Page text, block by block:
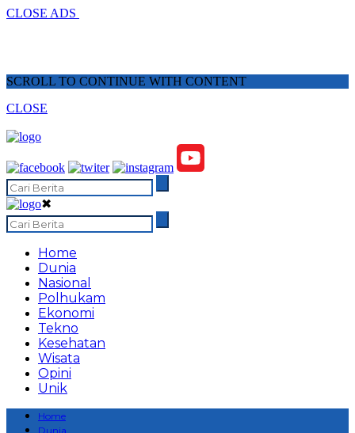
CLOSE ADS
SCROLL TO CONTINUE WITH CONTENT
CLOSE
✖
Home
Dunia
Nasional
Polhukam
Ekonomi
Tekno
Kesehatan
Wisata
Opini
Unik
Home
Dunia